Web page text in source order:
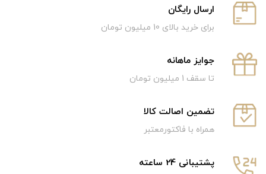
ارسال رایگان
برای خرید بالای 10 میلیون تومان
جوایز ماهانه
تا سقف 1 میلیون تومان
تضمین اصالت کالا
همراه با فاکتورمعتبر
پشتیبانی 24 ساعته